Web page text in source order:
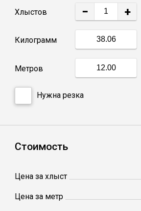
Катанка
Профлист
Сетка кладочная
Круги абразивные
Хлыстов − +
Килограмм
Метров
Нужна резка
Стоимость
Цена за хлыст
Цена за метр